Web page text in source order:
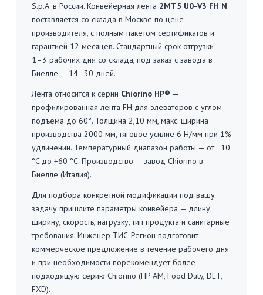
S.p.A. в России. Конвейерная лента 2MT5 U0-V3 FH N
поставляется со склада в Москве по цене
производителя, с полным пакетом сертификатов и
гарантией 12 месяцев. Стандартный срок отгрузки —
1–3 рабочих дня со склада, под заказ с завода в
Биелле — 14–30 дней.
Лента относится к серии Chiorino HP® —
профилированная лента FH для элеваторов с углом
подъёма до 60°. Толщина 2,10 мм, макс. ширина
производства 2000 мм, тяговое усилие 6 Н/мм при 1%
удлинении. Температурный диапазон работы — от −10
°C до +60 °C. Производство — завод Chiorino в
Биелле (Италия).
Для подбора конкретной модификации под вашу
задачу пришлите параметры конвейера — длину,
ширину, скорость, нагрузку, тип продукта и санитарные
требования. Инженер ТИС-Регион подготовит
коммерческое предложение в течение рабочего дня
и при необходимости порекомендует более
подходящую серию Chiorino (HP AM, Food Duty, DET,
FXD).